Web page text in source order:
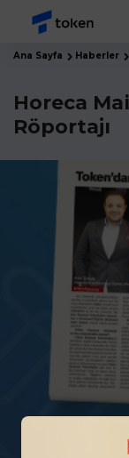
Ana Sayfa Haberler
Horeca
Röportajı